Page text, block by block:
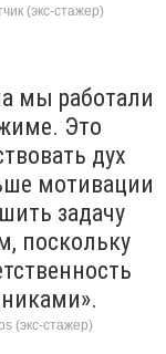
(экс-стажер)
мы работали
Это
дух
мотивации
задачу
поскольку
(экс-стажер)